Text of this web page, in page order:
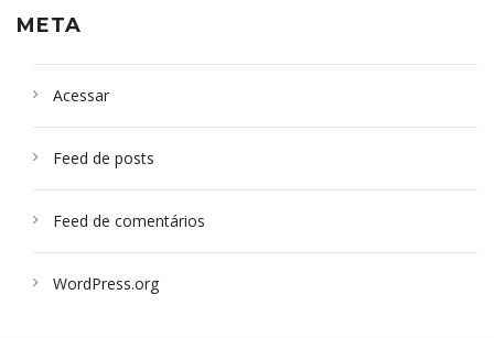
META
Acessar
Feed de posts
Feed de comentários
WordPress.org